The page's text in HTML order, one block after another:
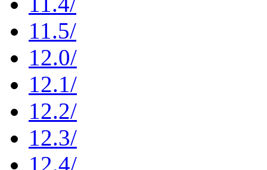
11.5/
12.0/
12.1/
12.2/
12.3/
12.4/